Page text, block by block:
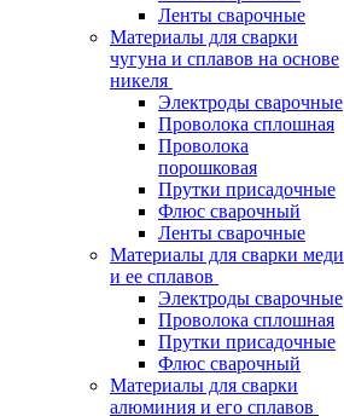
Ленты сварочные
Материалы для сварки
чугуна и сплавов на основе
никеля
Электроды сварочные
Проволока сплошная
Проволока
порошковая
Прутки присадочные
Флюс сварочный
Ленты сварочные
Материалы для сварки меди
и ее сплавов
Электроды сварочные
Проволока сплошная
Прутки присадочные
Флюс сварочный
Материалы для сварки
алюминия и его сплавов